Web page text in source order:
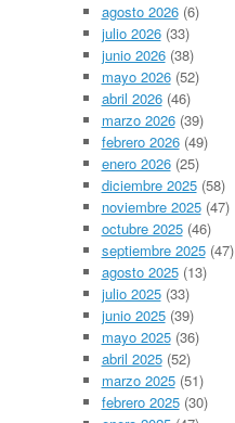
agosto 2026(6)
julio 2026(33)
junio 2026(38)
mayo 2026(52)
abril 2026(46)
marzo 2026(39)
febrero 2026(49)
enero 2026(25)
diciembre 2025(58)
noviembre 2025(47)
octubre 2025(46)
septiembre 2025(47)
agosto 2025(13)
julio 2025(33)
junio 2025(39)
mayo 2025(36)
abril 2025(52)
marzo 2025(51)
febrero 2025(30)